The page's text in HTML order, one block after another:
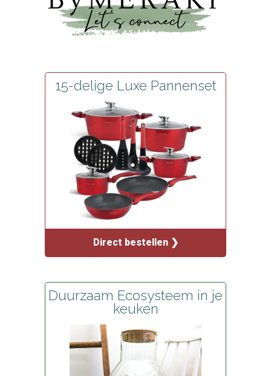
15-delige Luxe Pannenset
Direct bestellen ❯
Duurzaam Ecosysteem in je
keuken